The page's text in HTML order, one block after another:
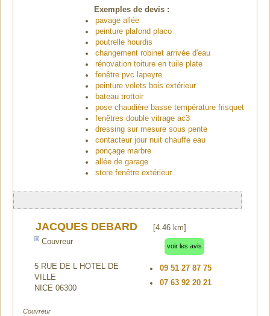
Exemples de devis :
pavage allée
peinture plafond placo
poutrelle hourdis
changement robinet arrivée d'eau
rénovation toiture en tuile plate
fenêtre pvc lapeyre
peinture volets bois extérieur
bateau trottoir
pose chaudière basse température frisquet
fenêtres double vitrage ac3
dressing sur mesure sous pente
contacteur jour nuit chauffe eau
ponçage marbre
allée de garage
store fenêtre extérieur
JACQUES DEBARD [4.46 km]
voir les avis
Couvreur
5 RUE DE L HOTEL DE
VILLE
NICE 06300
09 51 27 87 75
07 63 92 20 21
Couvreur